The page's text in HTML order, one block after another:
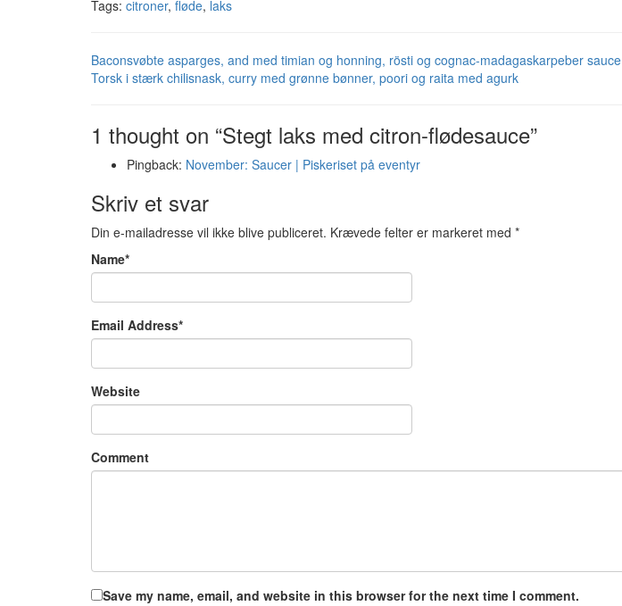
Tags: citroner, fløde, laks
Baconsvøbte asparges, and med timian og honning, rösti og cognac-madagaskarpeber sauce
Torsk i stærk chilisnask, curry med grønne bønner, poori og raita med agurk
1 thought on “Stegt laks med citron-flødesauce”
Pingback: November: Saucer | Piskeriset på eventyr
Skriv et svar
Din e-mailadresse vil ikke blive publiceret. Krævede felter er markeret med *
Name*
Email Address*
Website
Comment
Save my name, email, and website in this browser for the next time I comment.